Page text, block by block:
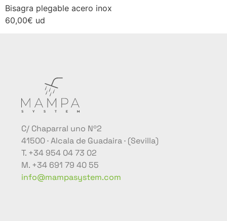
Bisagra plegable acero inox
60,00€ ud
C/ Chaparral uno Nº2
41500 · Alcala de Guadaira · (Sevilla)
T. +34 954 04 73 02
M. +34 691 79 40 55
info@mampasystem.com